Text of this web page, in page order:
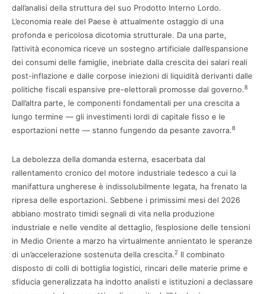
dall’analisi della struttura del suo Prodotto Interno Lordo.
L’economia reale del Paese è attualmente ostaggio di una
profonda e pericolosa dicotomia strutturale. Da una parte,
l’attività economica riceve un sostegno artificiale dall’espansione
dei consumi delle famiglie, inebriate dalla crescita dei salari reali
post-inflazione e dalle corpose iniezioni di liquidità derivanti dalle
politiche fiscali espansive pre-elettorali promosse dal governo.8
Dall’altra parte, le componenti fondamentali per una crescita a
lungo termine — gli investimenti lordi di capitale fisso e le
esportazioni nette — stanno fungendo da pesante zavorra.8
La debolezza della domanda esterna, esacerbata dal
rallentamento cronico del motore industriale tedesco a cui la
manifattura ungherese è indissolubilmente legata, ha frenato la
ripresa delle esportazioni. Sebbene i primissimi mesi del 2026
abbiano mostrato timidi segnali di vita nella produzione
industriale e nelle vendite al dettaglio, l’esplosione delle tensioni
in Medio Oriente a marzo ha virtualmente annientato le speranze
di un’accelerazione sostenuta della crescita.2 Il combinato
disposto di colli di bottiglia logistici, rincari delle materie prime e
sfiducia generalizzata ha indotto analisti e istituzioni a declassare